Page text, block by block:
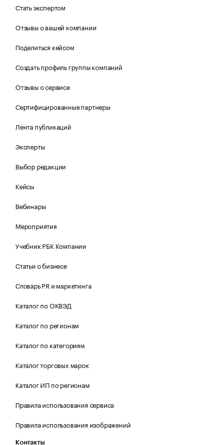
Стать экспертом
Отзывы о вашей компании
Поделиться кейсом
Создать профиль группы компаний
Отзывы о сервисе
Сертифицированные партнеры
Лента публикаций
Эксперты
Выбор редакции
Кейсы
Вебинары
Мероприятия
Учебник РБК Компании
Статьи о бизнесе
Словарь PR и маркетинга
Каталог по ОКВЭД
Каталог по регионам
Каталог по категориям
Каталог торговых марок
Каталог ИП по регионам
Правила использования сервиса
Правила использования изображений
Контакты